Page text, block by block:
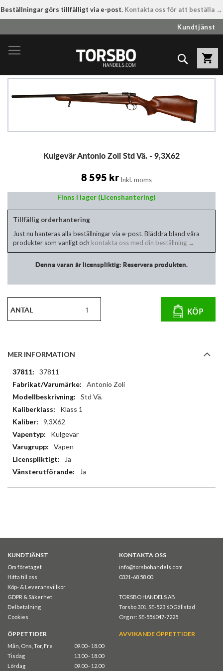
Beställningar görs tillfälligt via e-post. Kontakta oss för att beställa →
till
innehållet
Kundtjänst
Sök
slutet
Kulgevär Antonio Zoli Std Vä. - 9,3X62
8 595 kr Inkl. moms
Finns i lager (Licenshantering)
Tillfällig orderhantering
Just nu hanteras alla beställningar via e-post. Bläddra bland våra
produkter som vanligt och kontakta oss med din beställning →
Denna varan är licenspliktig: Reservera produkten.
ANTAL KÖP
MER INFORMATION
Mer
information
37811
Antonio Zoli
Std Vä.
Klass 1
9,3X62
Kulgevär
Vapen
Ja
Ja
KUNDTJÄNST
Om företaget
Hitta till oss
Köp- & Leveransvillkor
GDPR & Säkerhet
Delbetalning
Cookies
KONTAKTA OSS
info@torsbohandels.com
0321-68 58 00
TORSBO HANDELS AB
Torsbo 301, SE-523 60 Gällstad
Org.nr: SE-556047-7225
ÖPPETTIDER
Mån, Ons, Tor, Fre
09.00 - 18.00
Tisdag
13.00 - 18.00
Lördag
09.00 - 12.00
AVVIKANDE ÖPPETTIDER